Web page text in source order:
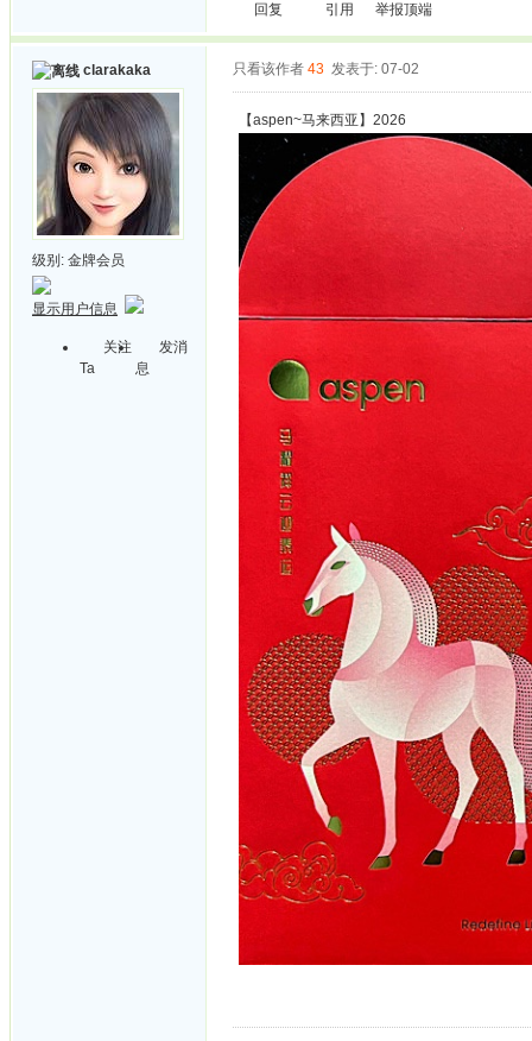
回复 引用 举报顶端
clarakaka
级别: 金牌会员
显示用户信息
关注
Ta
发消
息
只看该作者 43 发表于: 07-02
【aspen~马来西亚】2026